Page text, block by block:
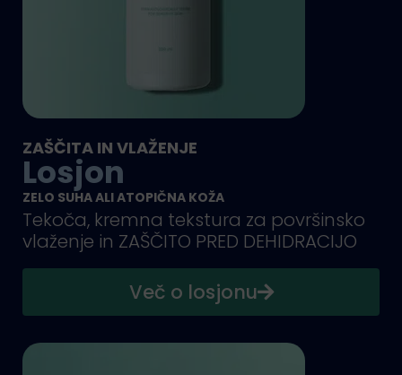
ZAŠČITA IN VLAŽENJE
Losjon
ZELO SUHA ALI ATOPIČNA KOŽA
Tekoča, kremna tekstura za površinsko
vlaženje in ZAŠČITO PRED DEHIDRACIJO
Več o losjonu